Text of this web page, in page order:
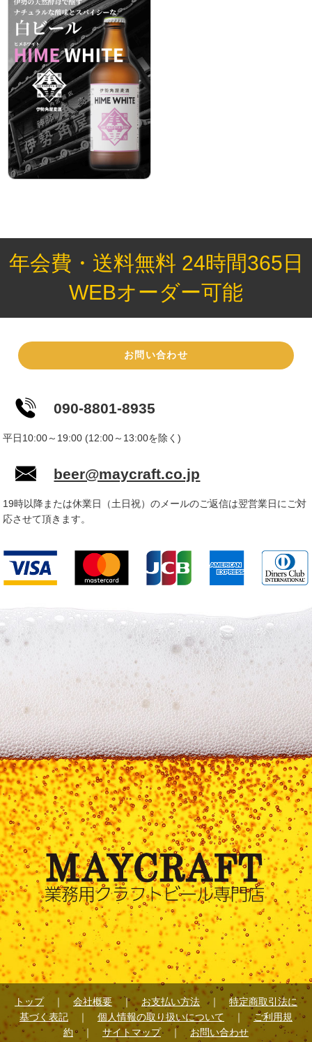
年会費・送料無料 24時間365日
WEBオーダー可能
お問い合わせ
090-8801-8935
平日10:00～19:00 (12:00～13:00を除く)
beer@maycraft.co.jp
19時以降または休業日（土日祝）のメールのご返信は翌営業日にご対
応させて頂きます。
トップ｜ 会社概要 ｜お支払い方法 ｜ 特定商取引法に
基づく表記 ｜ 個人情報の取り扱いについて ｜ご利用規
約｜ サイトマップ｜お問い合わせ